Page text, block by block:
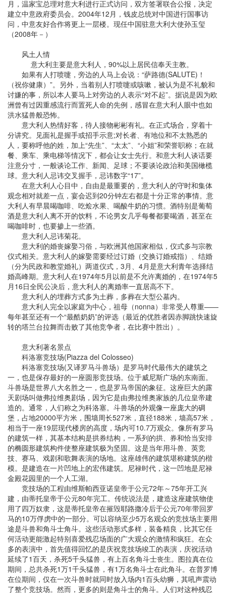
月，温家宝总理对意大利进行正式访问，双方签署联合公报，决定
建立中意政府委员会。2004年12月，钱皮总统对中国进行国事访
问，中意友好合作将更上一层楼。现任中国驻意大利大使孙玉玺
（2008年－）
风土人情
意大利主要是意大利人，90%以上居民信奉天主教。
如果有人打喷嚏，旁边的人马上会说：“萨路德(SALUTE)！
（祝你健康）”。另外，当着别人打喷嚏或咳嗽，被认为是不礼貌和
讨嫌的事，所以本人要马上对旁边的人表示“对不起”。据说是因为欧
洲曾有过因重感流行而置死人命的先例，感冒在意大利人眼中也如
洪水猛兽般恐怖。
意大利人热情好客，待人接物彬彬有礼。在正式场合，穿着十
分讲究。见面礼是握手或招手示意;对长者、有地位和不太熟悉的
人，要称呼他的姓，加上“先生”、“太太”、“小姐”和荣誉职称；在就
餐、乘车、乘电梯等情况下，都会让女士先行。和意大利人谈话要
注意分寸，一般谈论工作、新闻、足球；不要谈论政治和美国橄榄
球。意大利人忌讳交叉握手，忌讳数字“17”。
在意大利人心目中，自由是最重要的，意大利人的守时和集体
观念相对就差一点，宴会迟到20分钟左右都是十分正常的事情。意
大利人有早晨喝咖啡、吃烩水果、喝酸牛奶的习惯。酒特别是葡萄
酒是意大利人离不开的饮料，不论男女几乎每餐都要喝酒，甚至在
喝咖啡时，也要掺上一些酒。
意大利人忌讳菊花。
意大利的婚丧嫁娶习俗，与欧洲其他国家相似，仪式多与宗教
仪式相关。意大利人的嫁娶需要经过订婚（交换订婚戒指）、结婚
（分为民政和教堂婚礼）两道仪式，3月、4月是意大利青年选择结
婚高峰期。意大利人在1974年5月以前是不允许离婚的，在1974年5
月16日全民公决后，意大利人的离婚率一直居高不下。
意大利人的埋葬方式多为土葬，多葬在大型公墓内。
意大利人完全以家庭为中心，祖母（nonna）非常受人尊重——
每年甚至还有一个“最酷奶奶”的评选（最近的优胜者因赤脚跳快速旋
转的塔兰台拉舞而击败了其他竞争者，在比赛中胜出）。
意大利著名景点
科洛塞竞技场(Piazza del Colosseo)
科洛塞竞技场(又译罗马斗兽场）是罗马时代最伟大的建筑之
一，也是保存最好的一座圆形竞技场。位于威尼斯广场的东南面。
斗兽场是世界八大名胜之一，也是罗马帝国的象征。这座巨大的露
天剧场叫做弗拉维奥剧场，因为它是由弗拉维奥家族的几位皇帝建
造的。通常，人们称之为科洛塞。斗兽场的外观像一座庞大的碉
堡，占地20000平方米，围墙周长527米，直径188米，墙高57米，
相当于一座19层现代楼房的高度，场内可10.7万观众。像所有罗马
的建筑一样，其基本结构是拱券结构，一系列的拱、券和恰当安排
的椭圆形建筑构件使整座建筑极为坚固。这是当年用斗兽、英竞
技、赛马、戏剧和歌舞表演的场地。这座雄伟的建筑堪称建筑的楷
模。是建造在一片凹地上的宏伟建筑。尼禄时代，这一凹地是尼禄
金殿花园里的一个人工湖。
竞技场的工程由维斯帕西亚诺皇帝于公元72年～75年开工兴
建，由蒂托皇帝于公元80年完工。传统说法是，建造这座建筑物使
用了四万奴隶，这是蒂托皇帝在摧毁耶路撒冷后于公元70年带回罗
马的10万俘虏中的一部分。可以容纳至少5万名观众的竞技场主要用
途是斗兽和角斗士角斗。这些活动形式多样，装备精良，比其它任
何活动更能激起特别喜爱残忍场面的广大观众的激情和疯狂。在众
多的表演中，首先值得回忆的是庆祝竞技场竣工的表演，庆祝活动
延续了1百天，杀死5千头猛兽，有上百名角斗士丧生。图拉真在位
期间，总共杀死1万1千头猛兽，有1万名角斗士在此角斗。在普罗博
在位期间，仅在一次斗兽时就同时放入场内1百头幼狮，其吼声震动
了整个竞技场。然而，更多的则是角斗士的角斗。人们对这种残忍